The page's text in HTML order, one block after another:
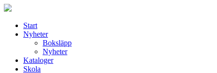
Start
Nyheter
Boksläpp
Nyheter
Kataloger
Skola